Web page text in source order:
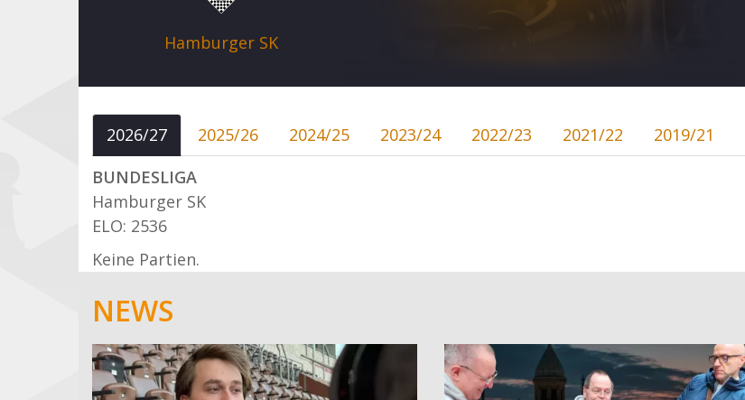
Hamburger SK
2026/27 2025/26 2024/25 2023/24 2022/23 2021/22 2019/21
BUNDESLIGA
Hamburger SK
ELO: 2536
Keine Partien.
NEWS